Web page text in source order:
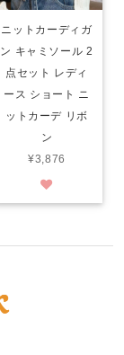
ニットカーディガ
ン キャミソール 2
点セット レディ
ース ショート ニ
ットカーデ リボ
ン
¥3,876